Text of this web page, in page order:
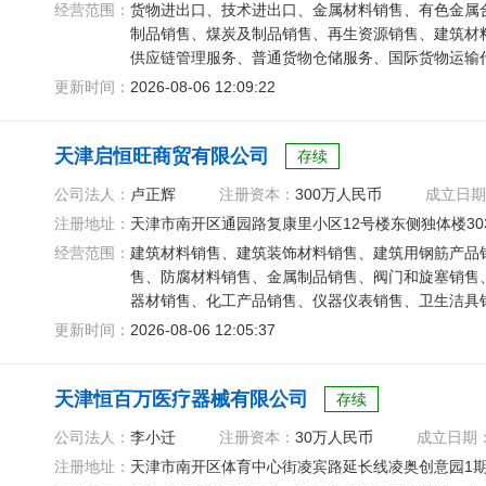
经营范围： 货物进出口、技术进出口、金属材料销售、有色金
制品销售、煤炭及制品销售、再生资源销售、建筑
供应链管理服务、普通货物仓储服务、国际货物运
信息咨询服务
更新时间： 2026-08-06 12:09:22
天津启恒旺商贸有限公司 存续
公司法人： 卢正辉 注册资本： 300万人民币
成立日
注册地址： 天津市南开区通园路复康里小区12号楼东侧独体楼
经营范围： 建筑材料销售、建筑装饰材料销售、建筑用钢筋产
售、防腐材料销售、金属制品销售、阀门和旋塞销
器材销售、化工产品销售、仪器仪表销售、卫生洁
器材销售、门窗销售
更新时间： 2026-08-06 12:05:37
天津恒百万医疗器械有限公司 存续
公司法人： 李小迁 注册资本： 30万人民币
成立日期
注册地址： 天津市南开区体育中心街凌宾路延长线凌奥创意园1